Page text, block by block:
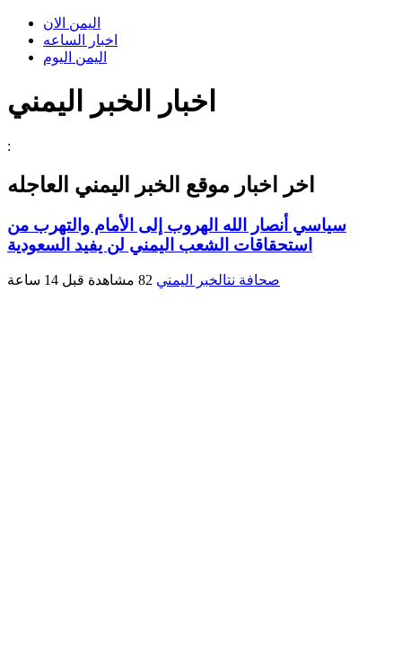
اليمن الان
اخبار الساعه
اليمن اليوم
اخبار الخبر اليمني
:
اخر اخبار موقع الخبر اليمني العاجله
سياسي أنصار الله الهروب إلى الأمام والتهرب من
استحقاقات الشعب اليمني لن يفيد السعودية
صحافة نتالخبر اليمني قبل 14 ساعة